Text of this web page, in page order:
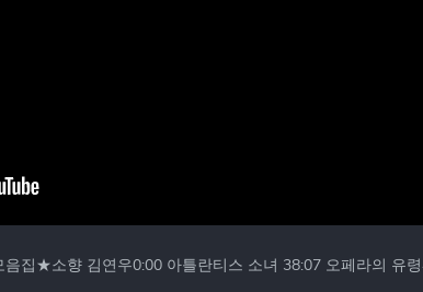
집★소향 김연우0:00 아틀란티스 소녀 38:07 오페라의 유